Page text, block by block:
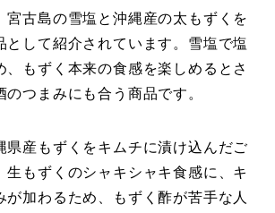
宮古島の雪塩と沖縄産の太もずくを
として紹介されています。雪塩で塩
、もずく本来の食感を楽しめるとさ
のつまみにも合う商品です。
県産もずくをキムチに漬け込んだご
生もずくのシャキシャキ食感に、キ
が加わるため、もずく酢が苦手な人